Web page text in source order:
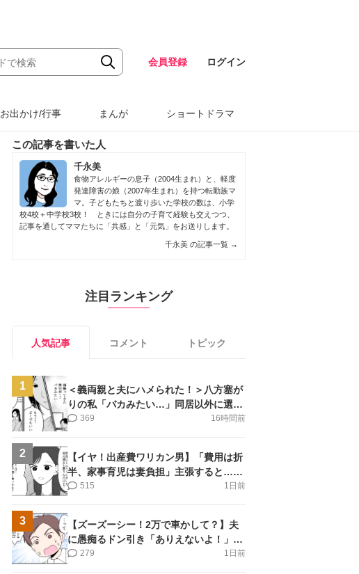
会員登録 ログイン
お出かけ/行事 まんが ショートドラマ
この記事を書いた人
千永美
食物アレルギーの息子（2004生まれ）と、軽度
発達障害の娘（2007年生まれ）を持つ転勤族マ
マ。子どもたちと渡り歩いた学校の数は、小学
校4校＋中学校3校！ ときには自分の子育て経験も交えつつ、
記事を通してママたちに「共感」と「元気」をお送りします。
千永美 の記事一覧 →
注目ランキング
人気記事 コメント トピック
1
＜義両親と夫にハメられた！＞八方塞が
りの私「バカみたい…」同居以外に選択
肢がない【第5話まんが】
16時間前
369
2
【イヤ！出産費ワリカン男】「費用は折
半、家事育児は妻負担」主張すると…＜
第11話＞#4コマ母道場
1日前
515
3
【ズーズーシー！2万で車かして？】夫
に愚痴るドン引き「ありえないよ！」＜
第16話＞#4コマ母道場
1日前
279